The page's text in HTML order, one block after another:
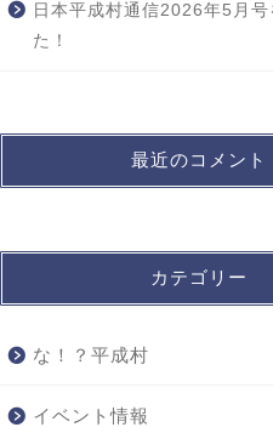
日本平成村通信2026年5月号
た！
最近のコメント
カテゴリー
な！？平成村
イベント情報